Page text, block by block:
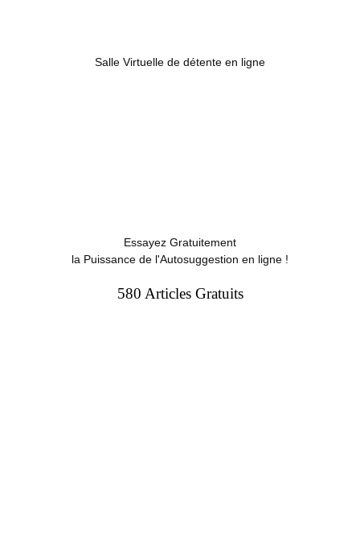
Salle Virtuelle de détente en ligne
Essayez Gratuitement
la Puissance de l'Autosuggestion en ligne !
580 Articles Gratuits